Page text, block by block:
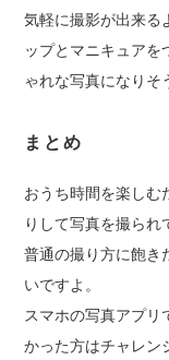
気軽に撮影が出来る
ップとマニキュアを
ゃれな写真になりそ
まとめ
おうち時間を楽しむ
りして写真を撮られ
普通の撮り方に飽き
いですよ。
スマホの写真アプリ
かった方はチャレン